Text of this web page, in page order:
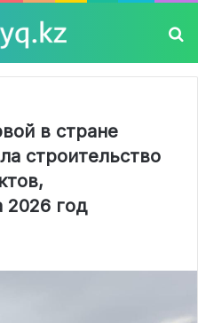
в стране
строительство
2026 год